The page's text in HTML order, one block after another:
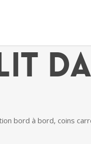
bord à bord, coins